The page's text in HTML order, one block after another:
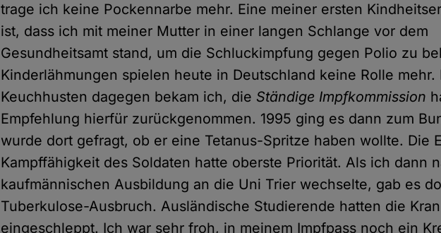
trage ich keine Pockennarbe mehr. Eine meiner ersten
ist, dass ich mit meiner Mutter in einer langen Schlange vor dem
Gesundheitsamt stand, um die Schluckimpfung gegen Polio zu
Kinderlähmungen spielen heute in Deutschland keine Rolle mehr.
Keuchhusten dagegen bekam ich, die Ständige Impfkommission
Empfehlung hierfür zurückgenommen. 1995 ging es dann zum
wurde dort gefragt, ob er eine Tetanus-Spritze haben wollte. Die
Kampffähigkeit des Soldaten hatte oberste Priorität. Als ich dann
kaufmännischen Ausbildung an die Uni Trier wechselte, gab es
Tuberkulose-Ausbruch. Ausländische Studierende hatten die
eingeschleppt. Ich war sehr froh, in meinem Impfpass noch ein